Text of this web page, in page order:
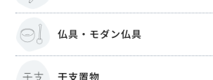
仏具・モダン仏具
干支置物